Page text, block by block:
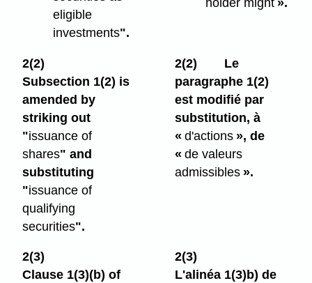
eligible
investments".
2(2)
Subsection 1(2) is
amended by
striking out
"issuance of
shares" and
substituting
"issuance of
qualifying
securities".
2(2)
Le
paragraphe 1(2)
est modifié par
substitution, à
«d'actions », de
«de valeurs
admissibles ».
2(3)
Clause 1(3)⁠(b) of
2(3)
L'alinéa 1(3)b) de